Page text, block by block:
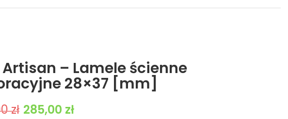
Artisan – Lamele ścienne
28×37 [mm]
zł Pierwotna cena wynosiła: 365,00 zł.
285,00 zł